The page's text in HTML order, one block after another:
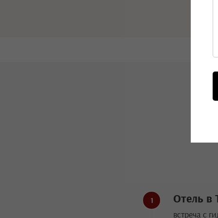
Отель в
встреча с